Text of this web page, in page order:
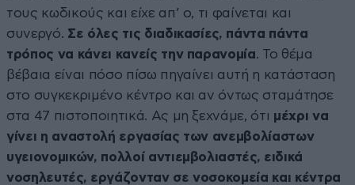
τους κωδικούς και είχε απ’ ο, τι φαίνεται και
συνεργό. Σε όλες τις διαδικασίες, πάντα πάντα
τρόπος να κάνει κανείς την παρανομία. Το θέμα
βέβαια είναι πόσο πίσω πηγαίνει αυτή η κατάσταση
στο συγκεκριμένο κέντρο και αν όντως σταμάτησε
στα 47 πιστοποιητικά. Ας μη ξεχνάμε, ότι μέχρι να
γίνει η αναστολή εργασίας των ανεμβολίαστων
υγειονομικών, πολλοί αντιεμβολιαστές, ειδικά
νοσηλευτές, εργάζονταν σε νοσοκομεία και κέντρα